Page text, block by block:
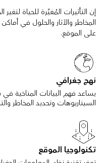
إن التأثيرات المُغيِّرة للحياة
المخاطر والآثار والحلول في
على الموقع.
نهج جغرافي
يساعد فهم البيانات المناخية
السيناريوهات وتحديد المخاطر
تكنولوجيا الموقع